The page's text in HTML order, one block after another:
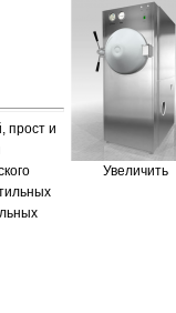
Увеличить
прост и